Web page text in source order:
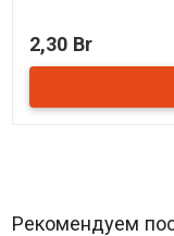
2,30 Br
Рекомендуем